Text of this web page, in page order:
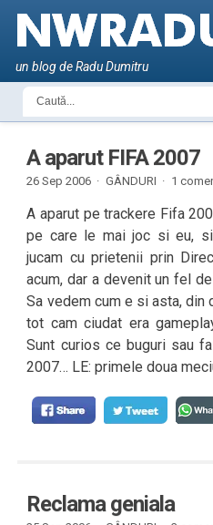
un blog de Radu Dumitru
A aparut FIFA 2007
26 Sep 2006 · GÂNDURI · 1
A aparut pe trackere Fifa
pe care le mai joc si eu,
jucam cu prietenii prin
acum, dar a devenit un fel
Sa vedem cum e si asta, din
tot cam ciudat era
Sunt curios ce buguri sau
2007… LE: primele doua
Reclama geniala